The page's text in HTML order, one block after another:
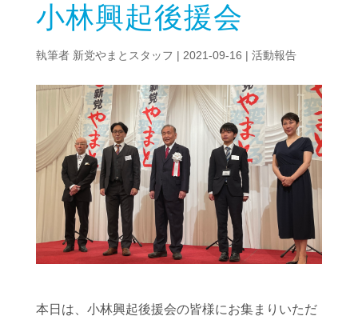
小林興起後援会
執筆者 新党やまとスタッフ | 2021-09-16 | 活動報告
本日は、小林興起後援会の皆様にお集まりいただ